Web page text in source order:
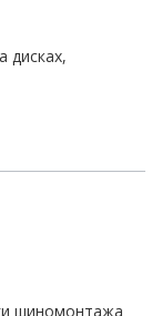
дисках,